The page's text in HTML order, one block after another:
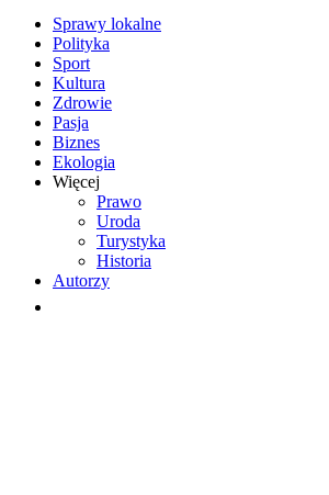
Sprawy lokalne
Polityka
Sport
Kultura
Zdrowie
Pasja
Biznes
Ekologia
Więcej
Prawo
Uroda
Turystyka
Historia
Autorzy